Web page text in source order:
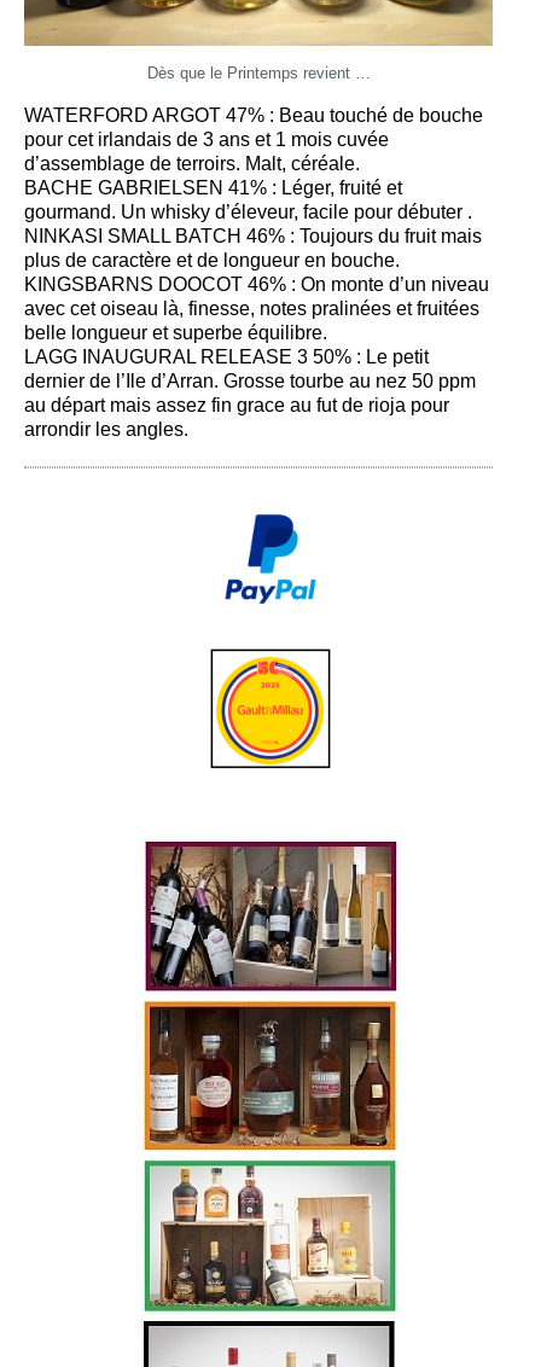
Dès que le Printemps revient …
WATERFORD ARGOT 47% : Beau touché de bouche
pour cet irlandais de 3 ans et 1 mois cuvée
d’assemblage de terroirs. Malt, céréale.
BACHE GABRIELSEN 41% : Léger, fruité et
gourmand. Un whisky d’éleveur, facile pour débuter .
NINKASI SMALL BATCH 46% : Toujours du fruit mais
plus de caractère et de longueur en bouche.
KINGSBARNS DOOCOT 46% : On monte d’un niveau
avec cet oiseau là, finesse, notes pralinées et fruitées
belle longueur et superbe équilibre.
LAGG INAUGURAL RELEASE 3 50% : Le petit
dernier de l’Ile d’Arran. Grosse tourbe au nez 50 ppm
au départ mais assez fin grace au fut de rioja pour
arrondir les angles.